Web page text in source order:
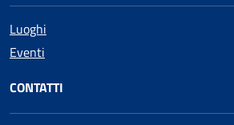
Luoghi
Eventi
CONTATTI